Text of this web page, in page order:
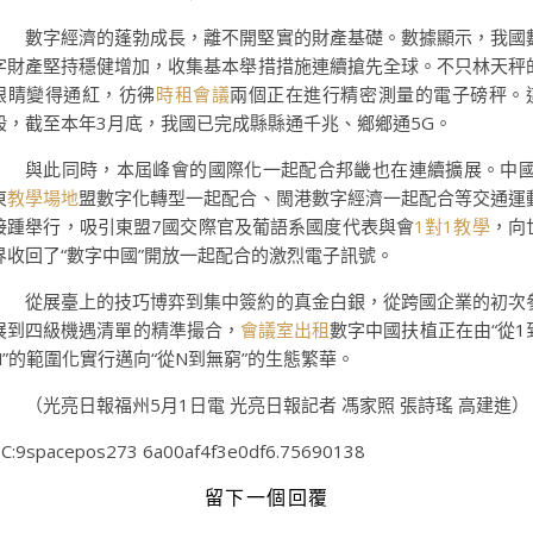
數字經濟的蓬勃成長，離不開堅實的財產基礎。數據顯示，我國
財產堅持穩健增加，收集基本舉措措施連續搶先全球。不只林天秤
睛變得通紅，彷彿時租會議兩個正在進行精密測量的電子磅秤。
，截至本年3月底，我國已完成縣縣通千兆、鄉鄉通5G。
與此同時，本屆峰會的國際化一起配合邦畿也在連續擴展。中
教學場地盟數字化轉型一起配合、閩港數字經濟一起配合等交通運
踵舉行，吸引東盟7國交際官及葡語系國度代表與會1對1教學，向
收回了“數字中國”開放一起配合的激烈電子訊號。
從展臺上的技巧博弈到集中簽約的真金白銀，從跨國企業的初次
到四級機遇清單的精準撮合， 會議室出租數字中國扶植正在由“從1
的範圍化實行邁向“從N到無窮”的生態繁華。
（光亮日報福州5月1日電 光亮日報記者 馮家照 張詩瑤 高建進）
6a00af4f3e0df6.75690138
留下一個回覆